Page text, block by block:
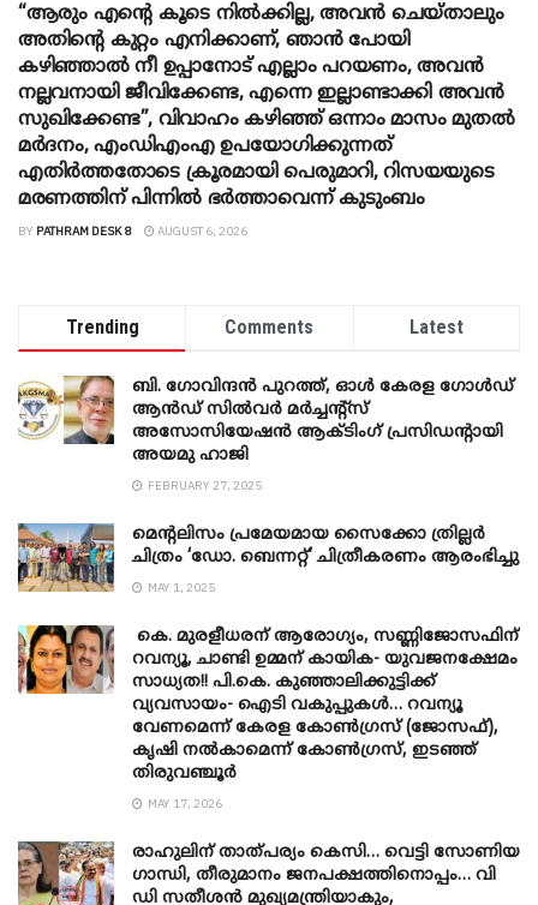
“ആരും എന്റെ കൂടെ നില്‍ക്കില്ല, അവൻ ചെയ്താലും
അതിന്റെ കുറ്റം എനിക്കാണ്, ഞാന്‍ പോയി
കഴിഞ്ഞാല്‍ നീ ഉപ്പാനോട് എല്ലാം പറയണം, അവന്‍
നല്ലവനായി ജീവിക്കേണ്ട, എന്നെ ഇല്ലാണ്ടാക്കി അവന്‍
സുഖിക്കേണ്ട”, വിവാഹം കഴിഞ്ഞ് ഒന്നാം മാസം മുതല്‍
മര്‍ദനം, എംഡിഎംഎ ഉപയോഗിക്കുന്നത്
എതിര്‍ത്തതോടെ ക്രൂരമായി പെരുമാറി, റിസയയുടെ
മരണത്തിന് പിന്നില്‍ ഭര്‍ത്താവെന്ന് കുടുംബം
BY PATHRAM DESK 8 AUGUST 6, 2026
Trending Comments Latest
ബി. ​ഗോവിന്ദൻ പുറത്ത്, ഓൾ കേരള ഗോൾഡ്
ആൻഡ് സിൽവർ മർച്ചന്റ്സ്
അസോസിയേഷൻ ആക്ടിംഗ് പ്രസിഡന്റായി
അയമു ഹാജി
FEBRUARY 27, 2025
മെന്‍റലിസം പ്രമേയമായ സൈക്കോ ത്രില്ലർ
ചിത്രം ‘ഡോ. ബെന്നറ്റ്’ ചിത്രീകരണം ആരംഭിച്ചു
MAY 1, 2025
കെ. മുരളീധരന് ആരോഗ്യം, സണ്ണിജോസഫിന്
റവന്യൂ, ചാണ്ടി ഉമ്മന് കായിക- യുവജനക്ഷേമം
സാധ്യത!! പി.കെ. കുഞ്ഞാലിക്കുട്ടിക്ക്
വ്യവസായം- ഐടി വകുപ്പുകൾ… റവന്യൂ
വേണമെന്ന് കേരള കോൺഗ്രസ് (ജോസഫ്),
കൃഷി നൽകാമെന്ന് കോൺഗ്രസ്, ഇടഞ്ഞ്
തിരുവഞ്ചൂർ
MAY 17, 2026
രാഹുലിന് താത്പര്യം കെസി… വെട്ടി സോണിയ
​ഗാന്ധി, തീരുമാനം ജനപക്ഷത്തിനൊപ്പം… വി
ഡി സതീശൻ മുഖ്യമന്ത്രിയാകും,